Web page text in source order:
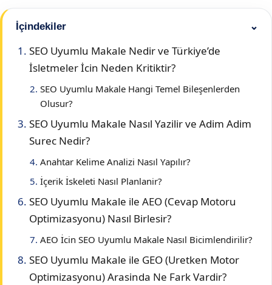
İçindekiler ⌄
SEO Uyumlu Makale Nedir ve Türkiye’de
İsletmeler İcin Neden Kritiktir?
SEO Uyumlu Makale Hangi Temel Bileşenlerden
Olusur?
SEO Uyumlu Makale Nasıl Yazilir ve Adim Adim
Surec Nedir?
Anahtar Kelime Analizi Nasıl Yapılır?
İçerik İskeleti Nasıl Planlanir?
SEO Uyumlu Makale ile AEO (Cevap Motoru
Optimizasyonu) Nasıl Birlesir?
AEO İcin SEO Uyumlu Makale Nasıl Bicimlendirilir?
SEO Uyumlu Makale ile GEO (Uretken Motor
Optimizasyonu) Arasinda Ne Fark Vardir?